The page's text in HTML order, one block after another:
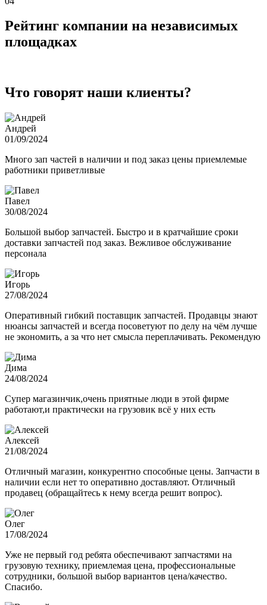
Рейтинг компании на независимых
площадках
Что говорят наши клиенты?
Андрей
01/09/2024
Много зап частей в наличии и под заказ цены приемлемые
работники приветливые
Павел
30/08/2024
Большой выбор запчастей. Быстро и в кратчайшие сроки
доставки запчастей под заказ. Вежливое обслуживание
персонала
Игорь
27/08/2024
Оперативный гибкий поставщик запчастей. Продавцы знают
нюансы запчастей и всегда посоветуют по делу на чём лучше
не экономить, а за что нет смысла переплачивать. Рекомендую
Дима
24/08/2024
Супер магазинчик,очень приятные люди в этой фирме
работают,и практически на грузовик всё у них есть
Алексей
21/08/2024
Отличный магазин, конкурентно способные цены. Запчасти в
наличии если нет то оперативно доставляют. Отличный
продавец (обращайтесь к нему всегда решит вопрос).
Олег
17/08/2024
Уже не первый год ребята обеспечивают запчастями на
грузовую технику, приемлемая цена, профессиональные
сотрудники, большой выбор вариантов цена/качество.
Спасибо.